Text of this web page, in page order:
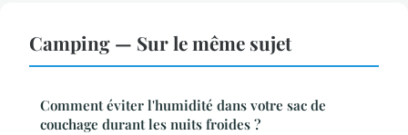
Camping — Sur le même sujet
Comment éviter l'humidité dans votre sac de
couchage durant les nuits froides ?